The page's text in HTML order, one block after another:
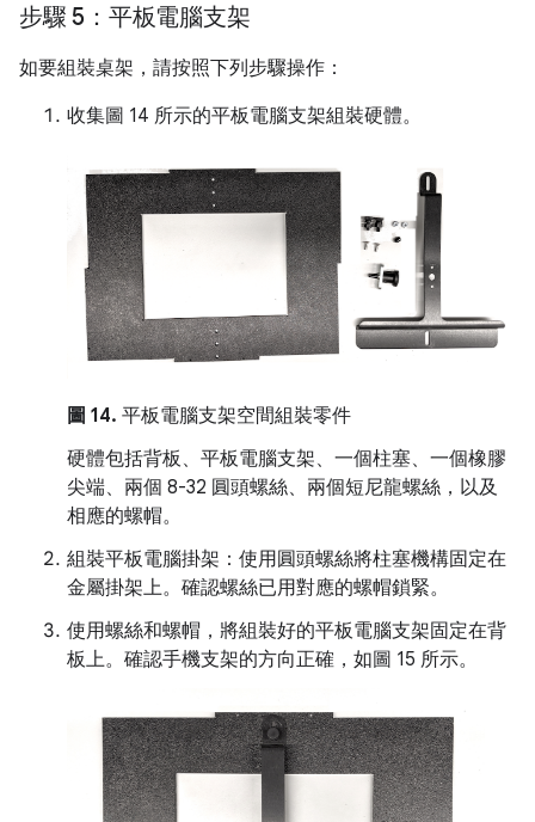
步驟 5：平板電腦支架
如要組裝桌架，請按照下列步驟操作：
收集圖 14 所示的平板電腦支架組裝硬體。
圖 14. 平板電腦支架空間組裝零件
硬體包括背板、平板電腦支架、一個柱塞、一個橡膠
尖端、兩個 8-32 圓頭螺絲、兩個短尼龍螺絲，以及
相應的螺帽。
組裝平板電腦掛架：使用圓頭螺絲將柱塞機構固定在
金屬掛架上。確認螺絲已用對應的螺帽鎖緊。
使用螺絲和螺帽，將組裝好的平板電腦支架固定在背
板上。確認手機支架的方向正確，如圖 15 所示。